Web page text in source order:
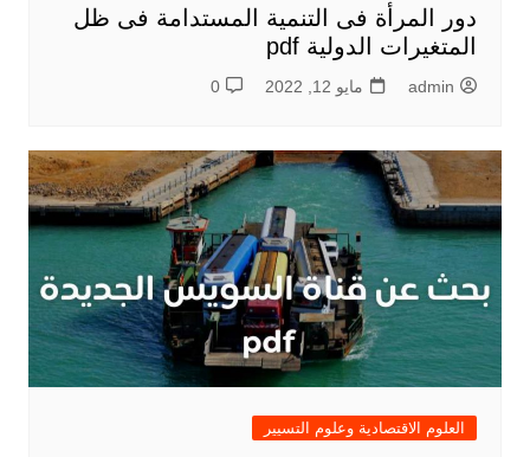
دور المرأة فى التنمية المستدامة فى ظل
المتغيرات الدولية pdf
admin مايو 12, 2022 0
العلوم الاقتصادية وعلوم التسيير